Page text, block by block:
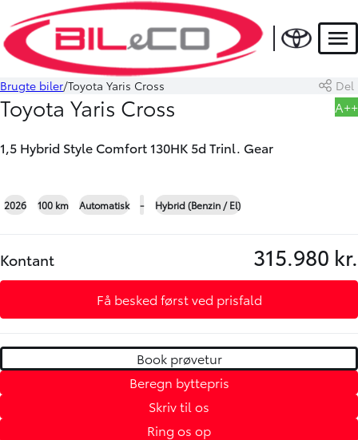
Book prøvetur Beregn byttepris
Brugte biler Toyota Yaris Cross Del
Toyota Yaris Cross
1,5 Hybrid Style Comfort 130HK 5d Trinl. Gear
A++
DEMO
HYBRID
2026 100 km Automatisk - Hybrid (Benzin / El)
Kontant 315.980 kr.
Få besked først ved prisfald
Book prøvetur
Beregn byttepris
Skriv til os
Ring os op